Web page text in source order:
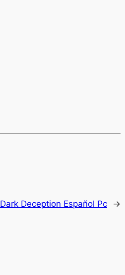
Dark Deception Español Pc →